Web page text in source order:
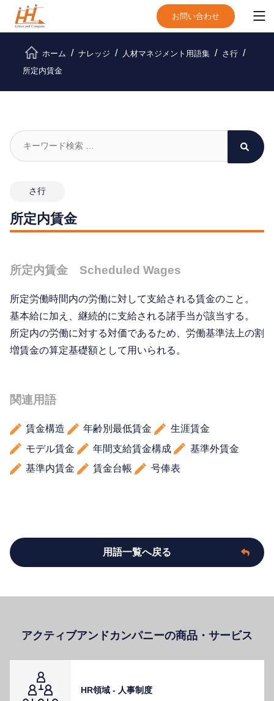
お問い合わせ
ホーム ナレッジ 人材マネジメント用語集
さ行
所定内賃金
さ行
所定内賃金
所定内賃金 Scheduled Wages
所定労働時間内の労働に対して支給される賃金のこと。
基本給に加え、継続的に支給される諸手当が該当する。
所定内の労働に対する対価であるため、労働基準法上の割
増賃金の算定基礎額として用いられる。
関連用語
賃金構造 年齢別最低賃金
生涯賃金
モデル賃金
年間支給賃金構成
基準外賃金
基準内賃金
賃金台帳 号俸表
用語一覧へ戻る
アクティブアンドカンパニーの商品・サービス
HR領域 - ⼈事制度